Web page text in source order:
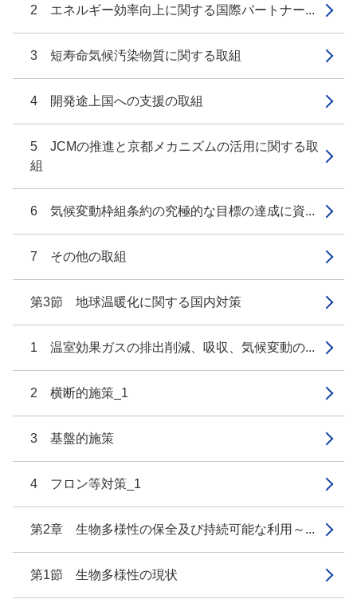
2 エネルギー効率向上に関する国際パートナー...
3 短寿命気候汚染物質に関する取組
4 開発途上国への支援の取組
5 JCMの推進と京都メカニズムの活用に関する取
組
6 気候変動枠組条約の究極的な目標の達成に資...
7 その他の取組
第3節 地球温暖化に関する国内対策
1 温室効果ガスの排出削減、吸収、気候変動の...
2 横断的施策_1
3 基盤的施策
4 フロン等対策_1
第2章 生物多様性の保全及び持続可能な利用～...
第1節 生物多様性の現状